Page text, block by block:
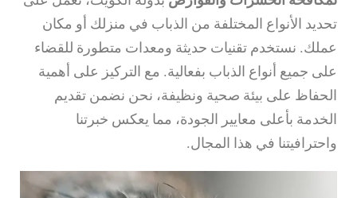
تحديد الأنواع المختلفة من الذباب في منزلك أو مكان
عملك. نستخدم تقنيات حديثة ومعدات متطورة للقضاء
على جميع أنواع الذباب بفعالية. مع التركيز على أهمية
الحفاظ على بيئة صحية ونظيفة، نحن نضمن تقديم
الخدمة بأعلى معايير الجودة، مما يعكس خبرتنا
واحترافيتنا في هذا المجال.